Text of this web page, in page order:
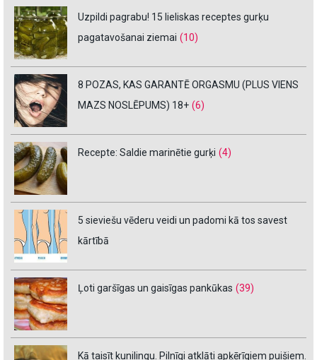
Uzpildi pagrabu! 15 lieliskas receptes gurķu
pagatavošanai ziemai (10)
8 POZAS, KAS GARANTĒ ORGASMU (PLUS VIENS
MAZS NOSLĒPUMS) 18+ (6)
Recepte: Saldie marinētie gurķi (4)
5 sieviešu vēderu veidi un padomi kā tos savest
kārtībā
Ļoti garšīgas un gaisīgas pankūkas (39)
Kā taisīt kunilingu. Pilnīgi atklāti apķērīgiem puišiem.